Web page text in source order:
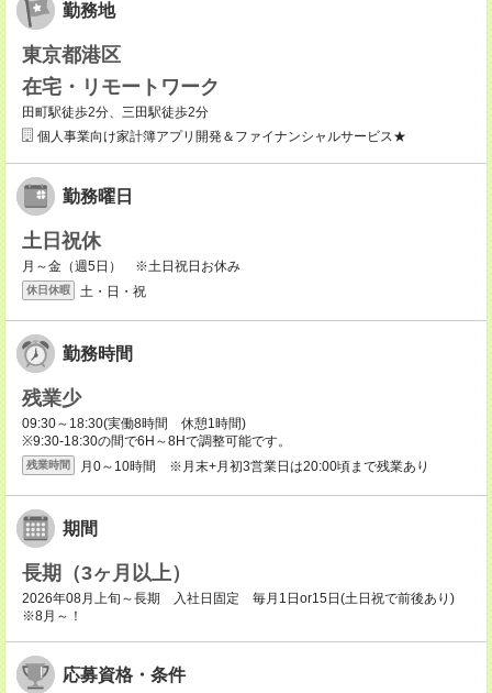
勤務地
東京都港区
在宅・リモートワーク
田町駅徒歩2分、三田駅徒歩2分
個人事業向け家計簿アプリ開発＆ファイナンシャルサービス★
勤務曜日
土日祝休
月～金（週5日） ※土日祝日お休み
休日休暇 土・日・祝
勤務時間
残業少
09:30～18:30(実働8時間 休憩1時間)
※9:30-18:30の間で6H～8Hで調整可能です。
残業時間 月0～10時間 ※月末+月初3営業日は20:00頃まで残業あり
期間
長期（3ヶ月以上）
2026年08月上旬～長期 入社日固定 毎月1日or15日(土日祝で前後あり)
※8月～！
応募資格・条件